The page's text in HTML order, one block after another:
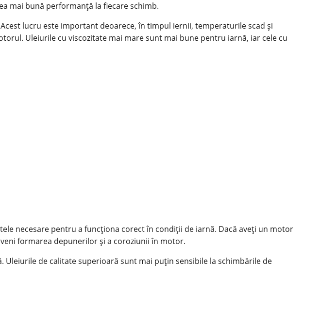
mai bună performanță la fiecare schimb.
lucru este important deoarece, în timpul iernii, temperaturile scad și
Uleiurile cu viscozitate mai mare sunt mai bune pentru iarnă, iar cele cu
necesare pentru a funcționa corect în condiții de iarnă. Dacă aveți un motor
formarea depunerilor și a coroziunii în motor.
Uleiurile de calitate superioară sunt mai puțin sensibile la schimbările de